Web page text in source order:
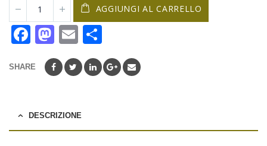
AGGIUNGI AL CARRELLO
Facebook
Mastodon
Email
SHARE
DESCRIZIONE